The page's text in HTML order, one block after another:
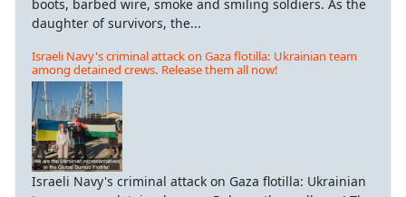
boots, barbed wire, smoke and smiling soldiers. As the
daughter of survivors, the...
Israeli Navy's criminal attack on Gaza flotilla: Ukrainian team
among detained crews. Release them all now!
Israeli Navy's criminal attack on Gaza flotilla: Ukrainian